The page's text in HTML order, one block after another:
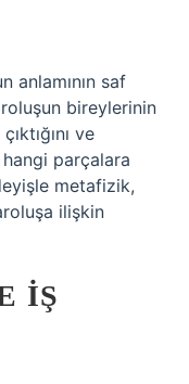
anlamının saf
bireylerinin
ve
parçalara
metafizik,
ilişkin
IŞ